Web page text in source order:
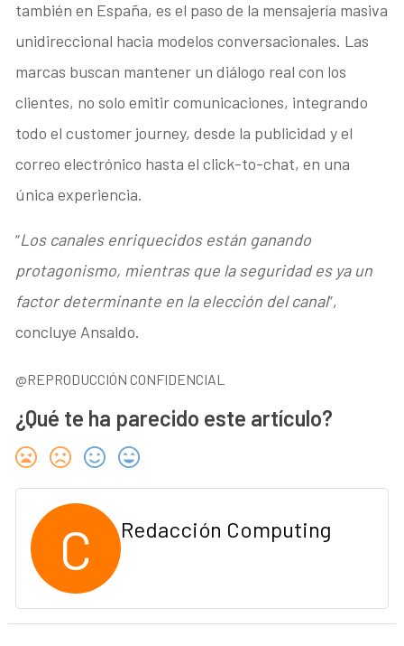
también en España, es el paso de la mensajería masiva
unidireccional hacia modelos conversacionales. Las
marcas buscan mantener un diálogo real con los
clientes, no solo emitir comunicaciones, integrando
todo el customer journey, desde la publicidad y el
correo electrónico hasta el click-to-chat, en una
única experiencia.
“Los canales enriquecidos están ganando
protagonismo, mientras que la seguridad es ya un
factor determinante en la elección del canal”,
concluye Ansaldo.
@REPRODUCCIÓN CONFIDENCIAL
¿Qué te ha parecido este artículo?
C Redacción Computing